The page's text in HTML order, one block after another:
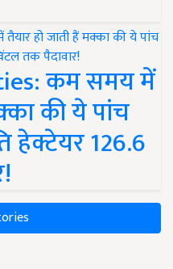
कम समय में
की ये पांच
हेक्टेयर 126.6